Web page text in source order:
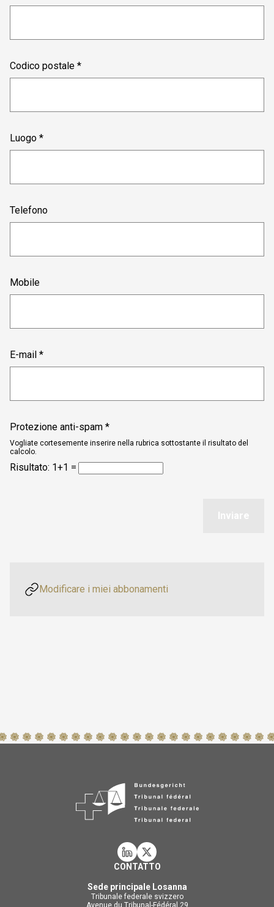
Codico postale *
Luogo *
Telefono
Mobile
E-mail *
Protezione anti-spam *
Vogliate cortesemente inserire nella rubrica sottostante il risultato del
calcolo.
Risultato: 1+1 =
Inviare
Modificare i miei abbonamenti
CONTATTO
Sede principale Losanna
Tribunale federale svizzero
Avenue du Tribunal-Fédéral 29